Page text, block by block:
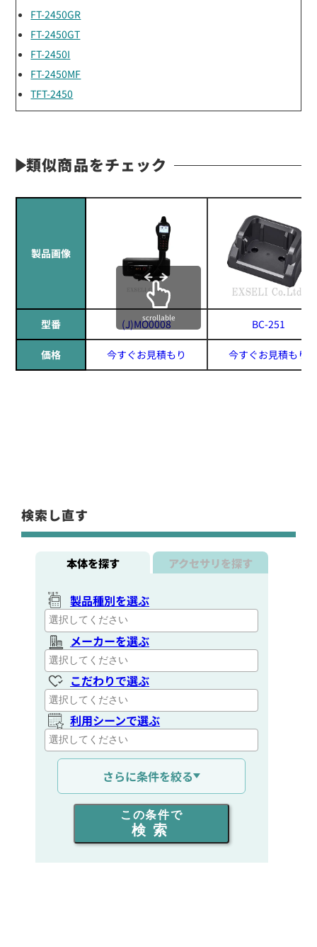
FT-2450GR
FT-2450GT
FT-2450I
FT-2450MF
TFT-2450
類似商品をチェック
製品画像
型番 (J)MO0008 BC-251
価格 今すぐお見積もり 今すぐお見積もり
scrollable
検索し直す
本体を探す アクセサリを探す
製品種別を選ぶ
メーカーを選ぶ
こだわりで選ぶ
利用シーンで選ぶ
通信距離を選ぶ
出力を選ぶ
同時通話人数を選ぶ
さらに条件を絞る
この条件で
検索